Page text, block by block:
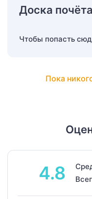
Доска почёта
Чтобы попасть
Пока
4.8